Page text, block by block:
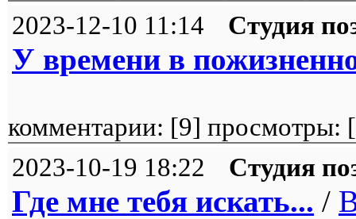
2023-12-10 11:14
Студия
У времени в
комментарии: [9] просмотры: [
2023-10-19 18:22
Студия
Где мне тебя искать... /